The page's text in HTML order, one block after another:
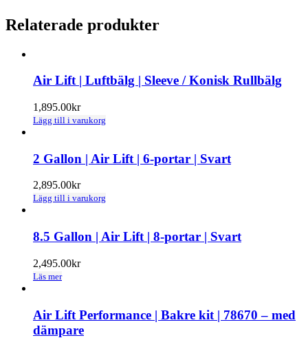
Relaterade produkter
Air Lift | Luftbälg | Sleeve / Konisk Rullbälg
1,895.00kr
Lägg till i varukorg
2 Gallon | Air Lift | 6-portar | Svart
2,895.00kr
Lägg till i varukorg
8.5 Gallon | Air Lift | 8-portar | Svart
2,495.00kr
Läs mer
Air Lift Performance | Bakre kit | 78670 – med
dämpare